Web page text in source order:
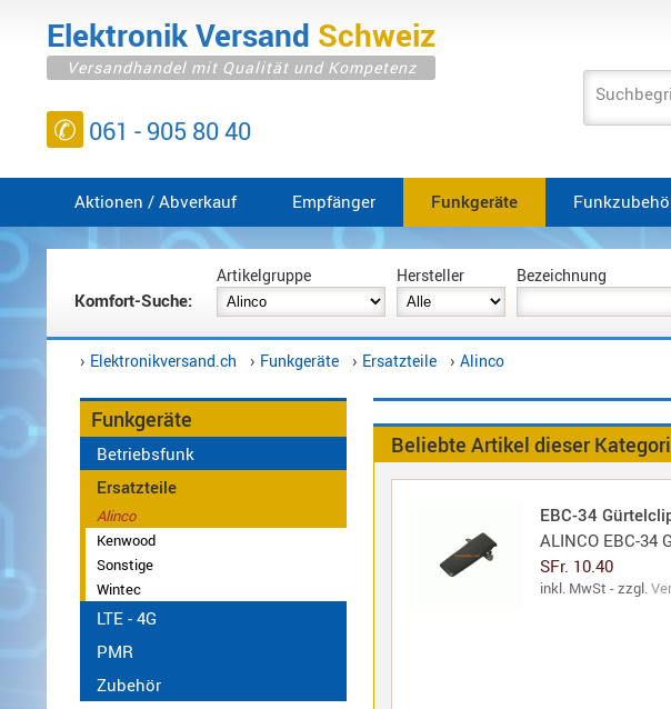
ElektronikVersand Schweiz
Versandhandel mit Qualität und Kompetenz
✆ 061 - 905 80 40
Aktionen / Abverkauf Empfänger Funkgeräte
Kenwood
Wintec
Sonstige
Wintec
Anschlüsse/Füsse
Antennen
Antennen
Antennen
Komfort-Suche:
Artikelgruppe Hersteller Bezeichnung
› Elektronikversand.ch › Funkgeräte › Ersatzteile › Alinco
Funkgeräte
Betriebsfunk
Ersatzteile
Alinco
Kenwood
Sonstige
Wintec
LTE - 4G
PMR
Zubehör
Beliebte Artikel dieser
EBC-34
ALINCO EBC-34
SFr. 10.40
inkl. MwSt - zzgl.